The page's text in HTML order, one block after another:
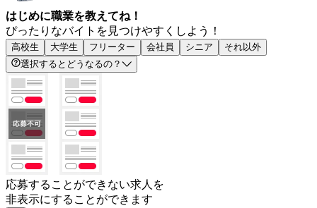
はじめに職業を教えてね！
ぴったりなバイトを見つけやすくしよう！
高校生 大学生 フリーター 会社員 シニア
それ以外
選択するとどうなるの？
応募することができない求人を
非表示にすることができます